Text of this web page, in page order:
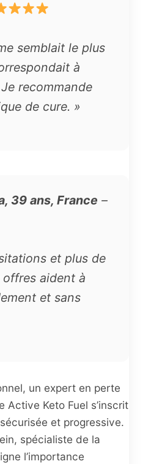
semblait le plus
à
recommande
de cure. »
39 ans, France –
et plus de
aident à
et sans
un expert en perte
Active Keto Fuel s’inscrit
et progressive.
spécialiste de la
l’importance